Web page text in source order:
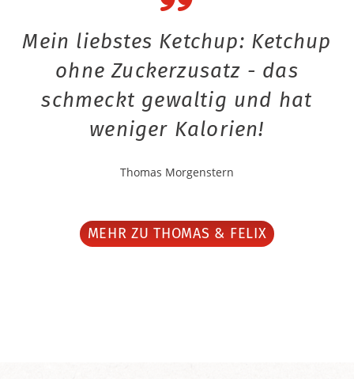
Mein liebstes Ketchup: Ketchup
ohne Zuckerzusatz - das
schmeckt gewaltig und hat
weniger Kalorien!
Thomas Morgenstern
MEHR ZU THOMAS & FELIX